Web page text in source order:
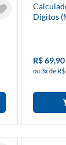
Digitos
R$ 69,90
ou 3x de